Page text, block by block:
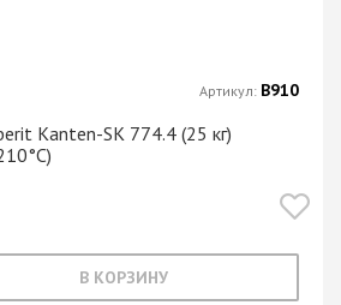
Kanten-SK 774.4 (25 кг)
В КОРЗИНУ
Артикул: В910